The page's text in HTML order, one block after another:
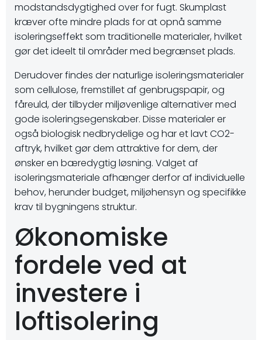
modstandsdygtighed over for fugt. Skumplast
kræver ofte mindre plads for at opnå samme
isoleringseffekt som traditionelle materialer, hvilket
gør det ideelt til områder med begrænset plads.
Derudover findes der naturlige isoleringsmaterialer
som cellulose, fremstillet af genbrugspapir, og
fåreuld, der tilbyder miljøvenlige alternativer med
gode isoleringsegenskaber. Disse materialer er
også biologisk nedbrydelige og har et lavt CO2-
aftryk, hvilket gør dem attraktive for dem, der
ønsker en bæredygtig løsning. Valget af
isoleringsmateriale afhænger derfor af individuelle
behov, herunder budget, miljøhensyn og specifikke
krav til bygningens struktur.
Økonomiske
fordele ved at
investere i
loftisolering